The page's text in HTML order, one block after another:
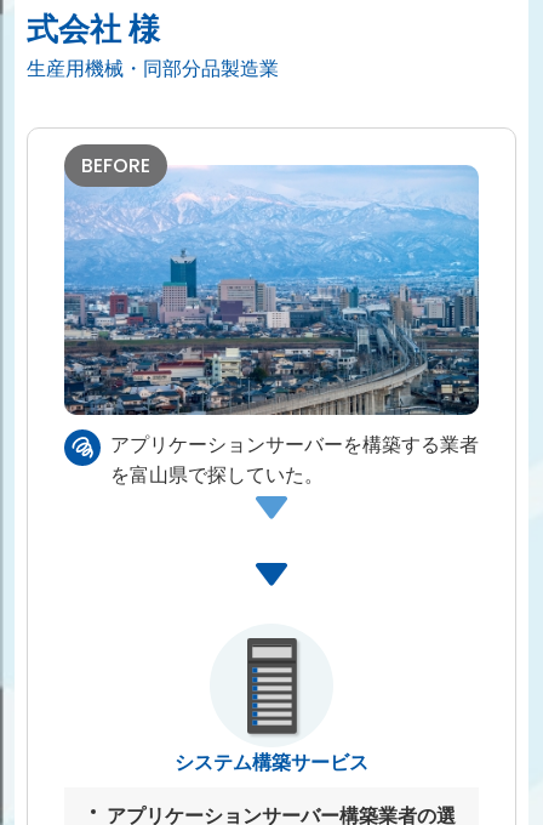
式会社 様
⽣産⽤機械・同部分品製造業
BEFORE
アプリケーションサーバーを構築する業者
を富⼭県で探していた。
システム構築サービス
アプリケーションサーバー構築業者の選